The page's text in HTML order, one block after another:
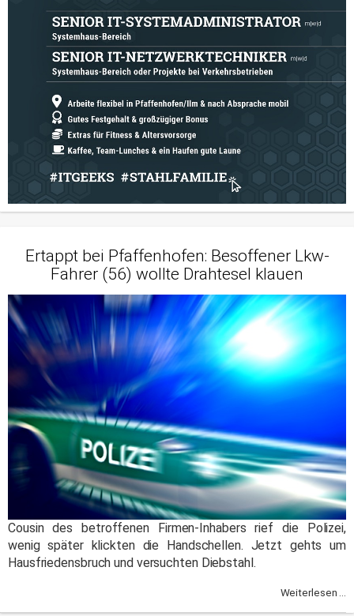
Ertappt bei Pfaffenhofen: Besoffener Lkw-
Fahrer (56) wollte Drahtesel klauen
Cousin des betroffenen Firmen-Inhabers rief die Polizei,
wenig später klickten die Handschellen. Jetzt gehts um
Hausfriedensbruch und versuchten Diebstahl.
Weiterlesen ...